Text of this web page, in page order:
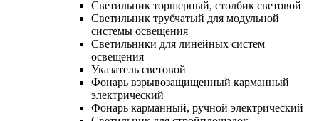
Светильник торшерный, столбик световой
Светильник трубчатый для модульной
системы освещения
Светильники для линейных систем
освещения
Указатель световой
Фонарь взрывозащищенный карманный
электрический
Фонарь карманный, ручной электрический